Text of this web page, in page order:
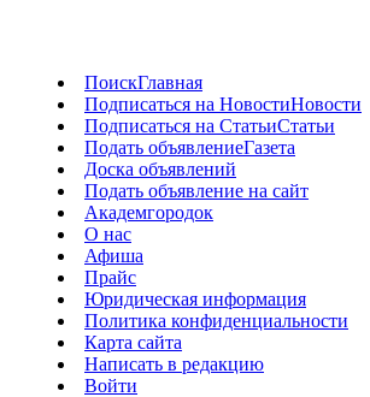
ПоискГлавная
Подписаться на НовостиНовости
Подписаться на СтатьиСтатьи
Подать объявлениеГазета
Доска объявлений
Подать объявление на сайт
Академгородок
О нас
Афиша
Прайс
Юридическая информация
Политика конфиденциальности
Карта сайта
Написать в редакцию
Войти